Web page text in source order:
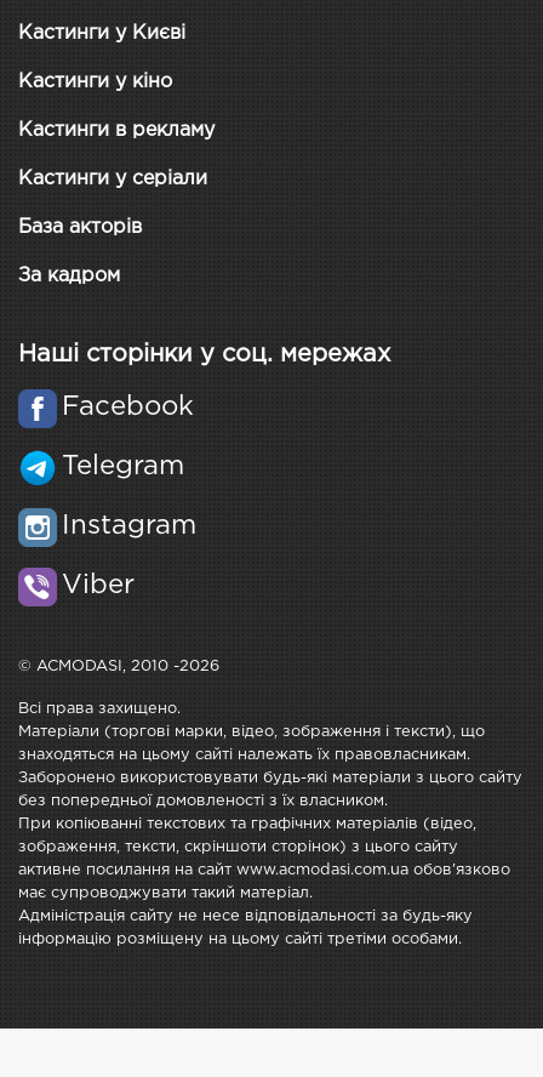
Кастинги у Києві
Кастинги у кіно
Кастинги в рекламу
Кастинги у серіали
База акторів
За кадром
Наші сторінки у соц. мережах
Facebook
Telegram
Instagram
Viber
© ACMODASI, 2010 -2026
Всі права захищено.
Матеріали (торгові марки, відео, зображення і тексти), що
знаходяться на цьому сайті належать їх правовласникам.
Заборонено використовувати будь-які матеріали з цього сайту
без попередньої домовленості з їх власником.
При копіюванні текстових та графічних матеріалів (відео,
зображення, тексти, скріншоти сторінок) з цього сайту
активне посилання на сайт www.acmodasi.com.ua обов'язково
має супроводжувати такий матеріал.
Адміністрація сайту не несе відповідальності за будь-яку
інформацію розміщену на цьому сайті третіми особами.